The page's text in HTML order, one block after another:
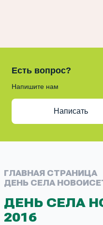
Есть вопрос?
Напишите нам
Написать
ГЛАВНАЯ СТРАНИЦА
ДЕНЬ СЕЛА
ДЕНЬ СЕЛА
2016